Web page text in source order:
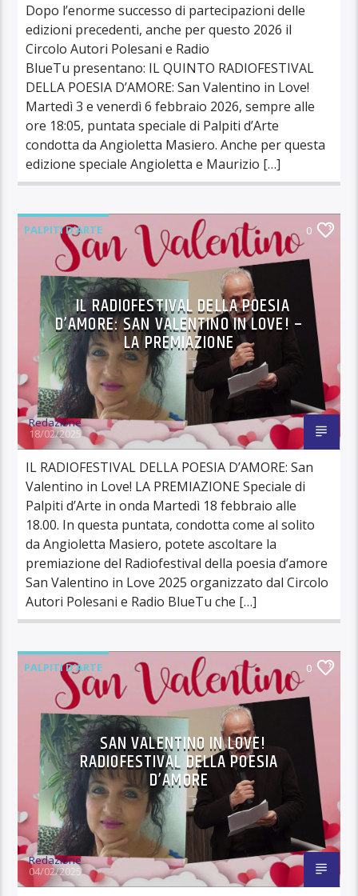
Dopo l’enorme successo di partecipazioni delle
edizioni precedenti, anche per questo 2026 il
Circolo Autori Polesani e Radio
BlueTu presentano: IL QUINTO RADIOFESTIVAL
DELLA POESIA D’AMORE: San Valentino in Love!
Martedì 3 e venerdì 6 febbraio 2026, sempre alle
ore 18:05, puntata speciale di Palpiti d’Arte
condotta da Angioletta Masiero. Anche per questa
edizione speciale Angioletta e Maurizio […]
PALPITI D'ARTE 0
IL RADIOFESTIVAL DELLA POESIA
D’AMORE: SAN VALENTINO IN LOVE! –
LA PREMIAZIONE
Redazione
18/02/2025
IL RADIOFESTIVAL DELLA POESIA D’AMORE: San
Valentino in Love! LA PREMIAZIONE Speciale di
Palpiti d’Arte in onda Martedì 18 febbraio alle
18.00. In questa puntata, condotta come al solito
da Angioletta Masiero, potete ascoltare la
premiazione del Radiofestival della poesia d’amore
San Valentino in Love 2025 organizzato dal Circolo
Autori Polesani e Radio BlueTu che […]
PALPITI D'ARTE 0
SAN VALENTINO IN LOVE!
RADIOFESTIVAL DELLA POESIA
D’AMORE
Redazione
04/02/2025